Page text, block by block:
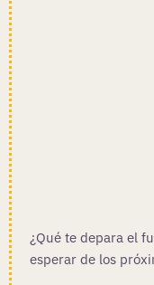
¿Qué te depara el
esperar de los